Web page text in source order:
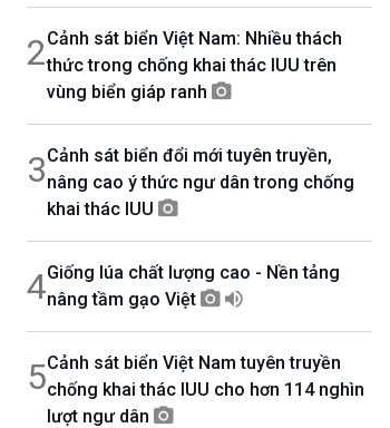
2Cảnh sát biển Việt Nam: Nhiều thách
thức trong chống khai thác IUU trên
vùng biển giáp ranh
3Cảnh sát biển đổi mới tuyên truyền,
nâng cao ý thức ngư dân trong chống
khai thác IUU
4Giống lúa chất lượng cao - Nền tảng
nâng tầm gạo Việt
5Cảnh sát biển Việt Nam tuyên truyền
chống khai thác IUU cho hơn 114 nghìn
lượt ngư dân